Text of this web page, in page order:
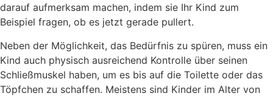
darauf aufmerksam machen, indem sie Ihr Kind zum
Beispiel fragen, ob es jetzt gerade pullert.
Neben der Möglichkeit, das Bedürfnis zu spüren, muss ein
Kind auch physisch ausreichend Kontrolle über seinen
Schließmuskel haben, um es bis auf die Toilette oder das
Töpfchen zu schaffen. Meistens sind Kinder im Alter von